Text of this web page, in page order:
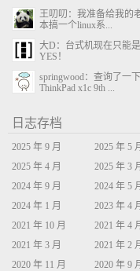
王叨叨：我准备给我的
本搞一个linux系...
大D：台式机现在只能
YES！
springwood：查询了一下
ThinkPad x1c 9th ...
日志存档
2025 年 9 月
2025 年 5
2025 年 4 月
2025 年 3
2024 年 9 月
2024 年 5
2024 年 1 月
2023 年 4
2021 年 10 月
2021 年 4
2021 年 3 月
2021 年 2
2020 年 11 月
2020 年 9